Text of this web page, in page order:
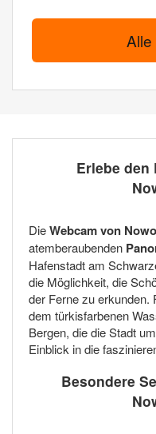
Erlebe den
DieWebcam von
atemberaubenden
Hafenstadt am
die Möglichkeit, die
der Ferne zu erkunden.
dem türkisfarbenen
Bergen, die die Stadt
Einblick in die
Besondere